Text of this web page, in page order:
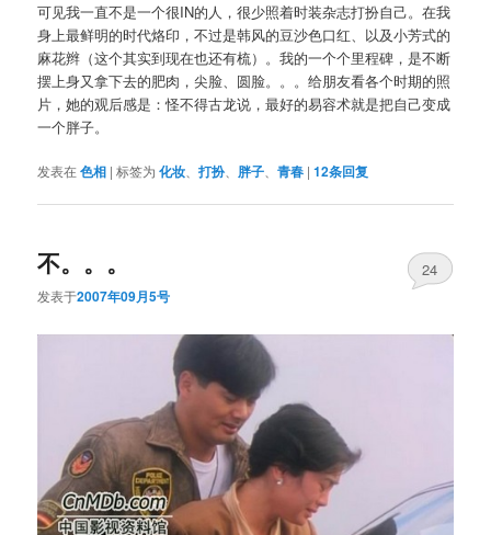
可见我一直不是一个很IN的人，很少照着时装杂志打扮自己。在我
身上最鲜明的时代烙印，不过是韩风的豆沙色口红、以及小芳式的
麻花辫（这个其实到现在也还有梳）。我的一个个里程碑，是不断
摆上身又拿下去的肥肉，尖脸、圆脸。。。给朋友看各个时期的照
片，她的观后感是：怪不得古龙说，最好的易容术就是把自己变成
一个胖子。
发表在色相 |标签为 化妆 、打扮、 胖子 、青春 |12条回复
不。。。
发表于2007年09月5号
24